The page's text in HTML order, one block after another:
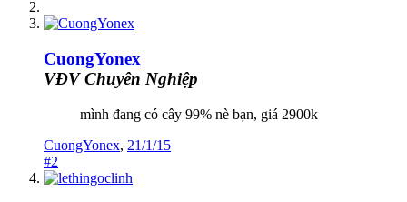
CuongYonex
VĐV Chuyên Nghiệp
mình đang có cây 99% nè bạn, giá 2900k
CuongYonex, 21/1/15
#2